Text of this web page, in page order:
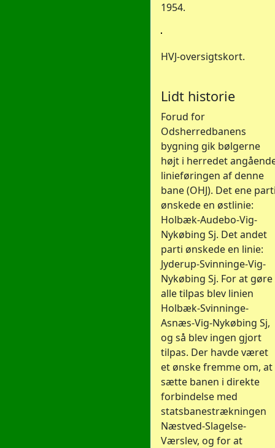
1954.
HVJ-oversigtskort.
Lidt historie
Forud for
Odsherredbanens
bygning gik bølgerne
højt i herredet
linieføringen af denne
bane (OHJ). Det ene
ønskede en østlinie:
Holbæk-Audebo-Vig-
Nykøbing Sj. Det andet
parti ønskede en linie:
Jyderup-Svinninge-Vig-
Nykøbing Sj. For at gøre
alle tilpas blev linien
Holbæk-Svinninge-
Asnæs-Vig-Nykøbing Sj,
og så blev ingen gjort
tilpas. Der havde været
et ønske fremme om, at
sætte banen i direkte
forbindelse med
statsbanestrækningen
Næstved-Slagelse-
Værslev, og for at